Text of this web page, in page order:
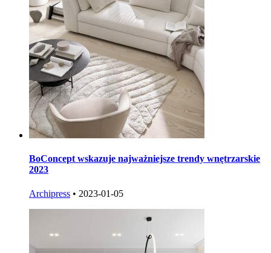
BoConcept wskazuje najważniejsze trendy wnętrzarskie
2023
Archipress • 2023-01-05